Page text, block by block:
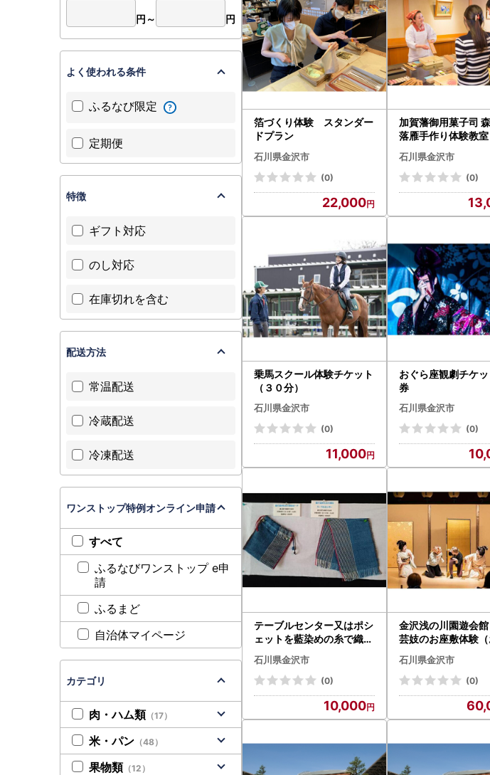
箔づくり体験 スタンダー
ドプラン
石川県金沢市
(0)
22,000
加賀藩御用菓子司
落雁手作り体験教
名様）
石川県金沢市
(0)
乗馬スクール体験チケット
（３０分）
石川県金沢市
(0)
11,000
おぐら座観劇チケ
券
石川県金沢市
(0)
テーブルセンター又はポシ
ェットを藍染めの糸で織る
体験
石川県金沢市
(0)
10,000
金沢浅の川園遊会
芸妓のお座敷体験（
なし）大人1名分
石川県金沢市
(0)
円～ 円
よく使われる条件
ふるなび限定
定期便
特徴
ギフト対応
のし対応
在庫切れを含む
配送方法
常温配送
冷蔵配送
冷凍配送
ワンストップ特例オンライン申請
すべて
ふるなびワンストップ e申
請
ふるまど
自治体マイページ
カテゴリ
肉・ハム類 （17）
米・パン （48）
果物類 （12）